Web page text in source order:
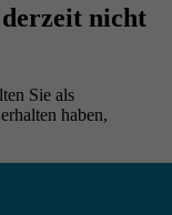
nicht
Sie als
haben,